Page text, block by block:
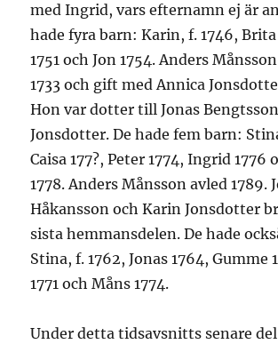
med Ingrid, vars efternamn ej är
hade fyra barn: Karin, f. 1746, Brita
1751 och Jon 1754. Anders
1733 och gift med Annica
Hon var dotter till Jonas
Jonsdotter. De hade fem barn:
Caisa 177?, Peter 1774, Ingrid 1776
1778. Anders Månsson avled 1789.
Håkansson och Karin Jonsdotter
sista hemmansdelen. De hade
Stina, f. 1762, Jonas 1764, Gumme
1771 och Måns 1774.
Under detta tidsavsnitts senare